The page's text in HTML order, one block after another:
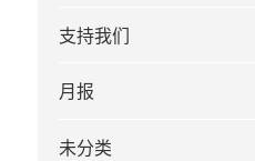
支持我们
月报
未分类